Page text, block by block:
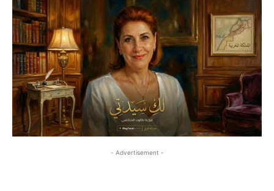
- Advertisement -